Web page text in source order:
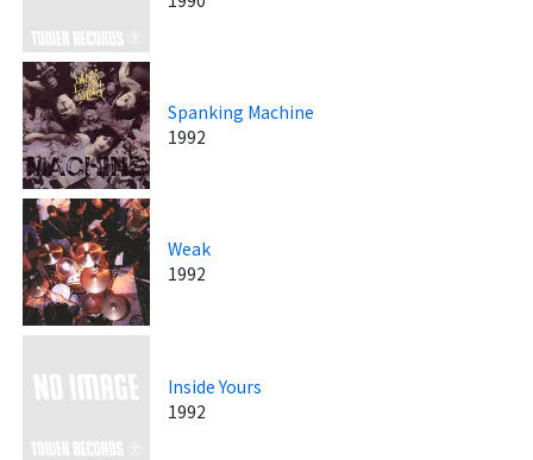
Spanking Machine
1992
Weak
1992
Inside Yours
1992